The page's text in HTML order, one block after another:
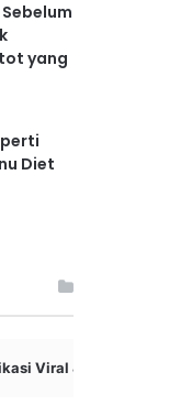
yang
Diet
Viral & Bermanfaat